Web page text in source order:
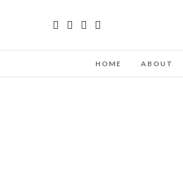
HOME ABOUT